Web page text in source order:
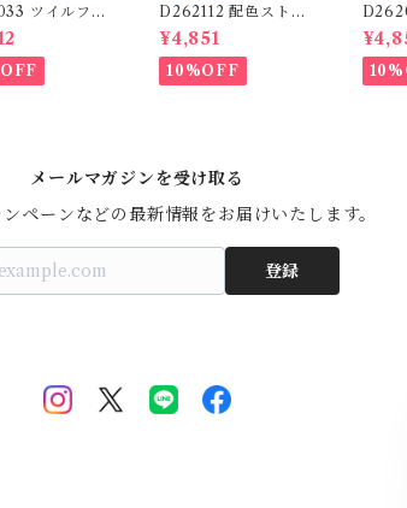
ツイルフォ
トイージーテ
パンツ / Twil
Print Easy T
Pants
D262112 配色ストラ
イプブラウス / Color
Block Stripe Relaxe
d Blouse 【re-stoc
k】
¥4,851
10%OFF
ーデ
ッチ
パン
Logo
メールマガジンを受け取る
ペーンなどの最新情報をお届けいたします。
登録